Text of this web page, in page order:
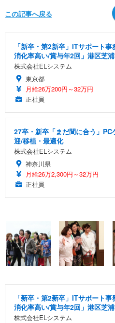
この記事へ戻る
「新卒・第2新卒」ITサポート
消化率高い/賞与年2回」港区芝
株式会社ELシステム
東京都
月給26万200円～32万円
正社員
27卒・新卒「まだ間に合う」
迎/移植・最適化
株式会社ELシステム
神奈川県
月給26万2,300円～32万円
正社員
「新卒・第2新卒」ITサポート
消化率高い/賞与年2回」港区芝
株式会社ELシステム